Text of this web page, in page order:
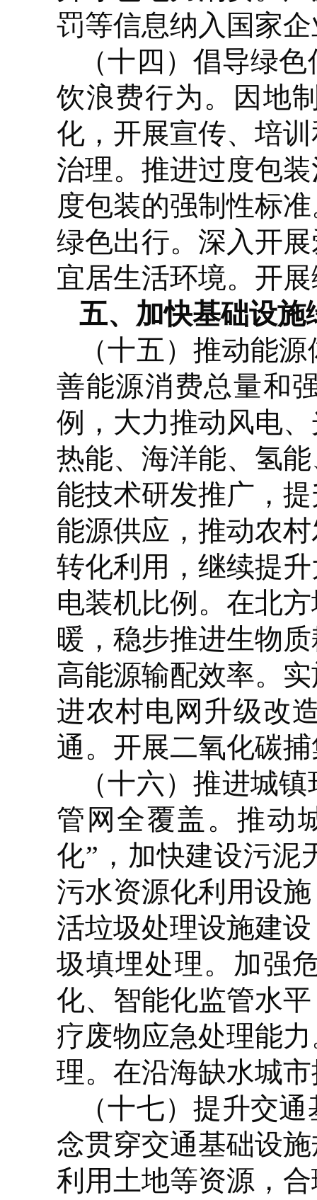
罚等信息纳入国家
（十四）倡导绿
饮浪费行为。因地
化，开展宣传、培
治理。推进过度包
度包装的强制性标
绿色出行。深入开
宜居生活环境。开
五、加快基础设施
（十五）推动能
善能源消费总量和
例，大力推动风电
热能、海洋能、氢
能技术研发推广，
能源供应，推动农
转化利用，继续提
电装机比例。在北
暖，稳步推进生物
高能源输配效率。
进农村电网升级改
通。开展二氧化碳
（十六）推进城
管网全覆盖。推动
化”，加快建设污泥
污水资源化利用设
活垃圾处理设施建
圾填埋处理。加强
化、智能化监管水
疗废物应急处理能
理。在沿海缺水城
（十七）提升交
念贯穿交通基础设
利用土地等资源，